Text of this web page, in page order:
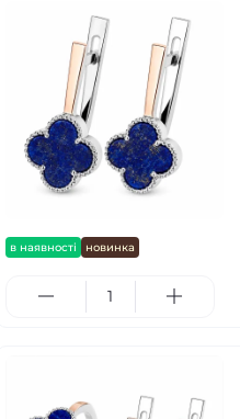
в наявності новинка